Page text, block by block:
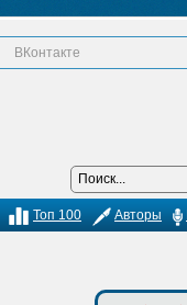
ВКонтакте
Авторы
Топ 100